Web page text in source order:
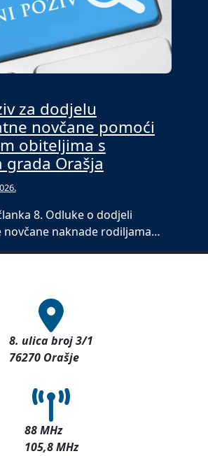
za dodjelu
novčane pomoći
obiteljima s
grada Orašja
8. Odluke o dodjeli
naknade rodiljama…
8. ulica broj 3/1
76270 Orašje
88 MHz
105,8 MHz